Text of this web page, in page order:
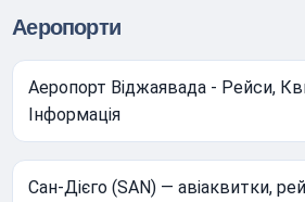
Аеропорти
Аеропорт Віджаявада - Рейси,
Інформація
Сан-Дієго (SAN) — авіаквитки,